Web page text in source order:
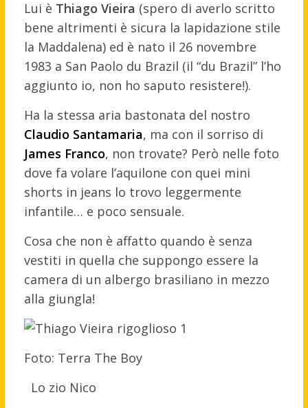
Lui è Thiago Vieira (spero di averlo scritto
bene altrimenti è sicura la lapidazione stile
la Maddalena) ed è nato il 26 novembre
1983 a San Paolo du Brazil (il “du Brazil” l’ho
aggiunto io, non ho saputo resistere!).
Ha la stessa aria bastonata del nostro
Claudio Santamaria, ma con il sorriso di
James Franco, non trovate? Però nelle foto
dove fa volare l’aquilone con quei mini
shorts in jeans lo trovo leggermente
infantile… e poco sensuale.
Cosa che non è affatto quando è senza
vestiti in quella che suppongo essere la
camera di un albergo brasiliano in mezzo
alla giungla!
Foto: Terra The Boy
Lo zio Nico